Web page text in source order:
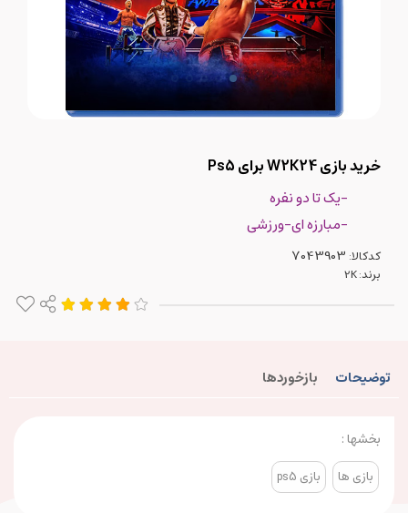
خرید بازی W2K24 برای Ps5
-یک تا دو نفره
-مبارزه ای-ورزشی
کدکالا:
برند:2K
توضیحات بازخوردها
بخشها :
بازی ها بازی ps5